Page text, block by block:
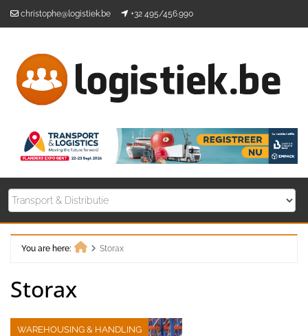
christophe@logistiek.be +32 495/456.990
You are here:
Storax
Storax
WAREHOUSING & HANDLING